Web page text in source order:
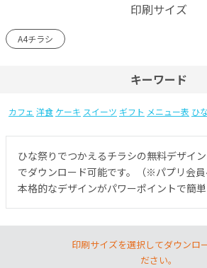
印刷サイズ
A4チラシ
キーワード
カフェ 洋食 ケーキ スイーツ ギフト メニュー表 ひ
ひな祭りでつかえるチラシの無料デザイ
でダウンロード可能です。（※パプリ会員
本格的なデザインがパワーポイントで簡単
印刷サイズを選択してダウンロ
ださい。